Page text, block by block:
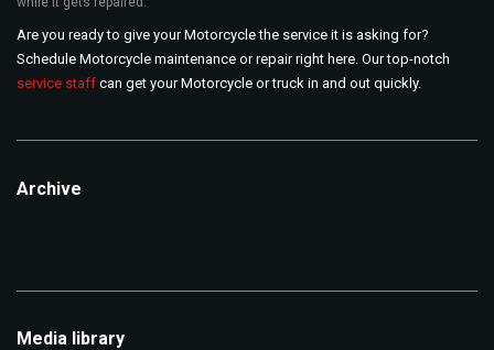
Are you ready to give your Motorcycle the service it is asking for?
Schedule Motorcycle maintenance or repair right here. Our top-notch
service staff can get your Motorcycle or truck in and out quickly.
Archive
Media library